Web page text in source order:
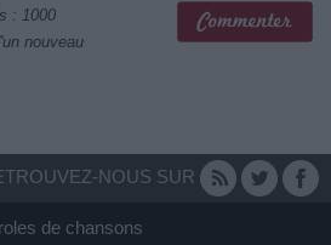
: 1000
nouveau
NOUS SUR
de chansons